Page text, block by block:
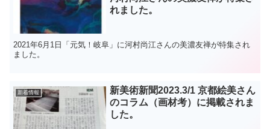
れました。
2021年6月1日「元気！岐阜」に河村尚江さんの美濃友禅が特集され
ました。
新着情報
新美術新聞2023.3/1 京都絵美さん
のコラム（画材考）に掲載されま
した。